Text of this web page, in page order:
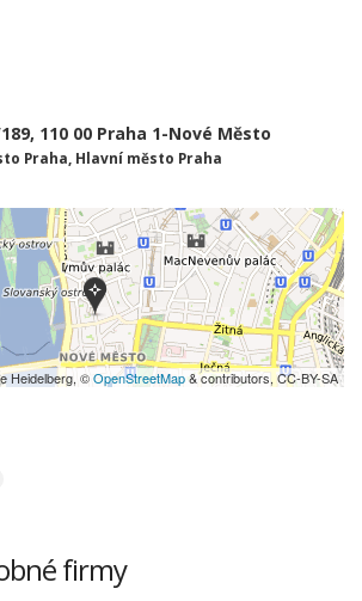
110 00 Praha 1-Nové Město
Praha, Hlavní město Praha
Heidelberg, ©OpenStreetMap& contributors, CC-BY-SA
firmy